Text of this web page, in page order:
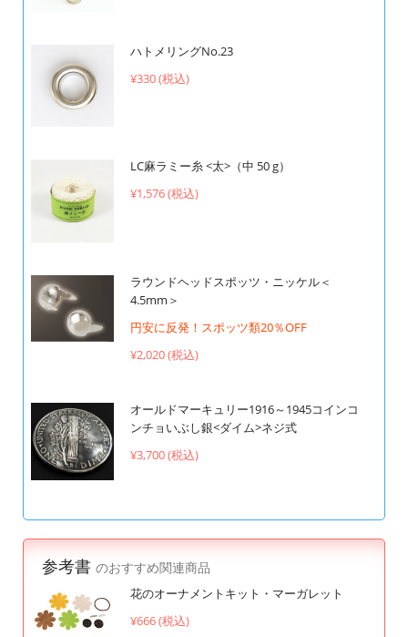
ハトメリングNo.23
¥330 (税込)
LC麻ラミー糸 <太>（中 50 g）
¥1,576 (税込)
ラウンドヘッドスポッツ・ニッケル＜
4.5mm＞
円安に反発！スポッツ類20％OFF
¥2,020 (税込)
オールドマーキュリー1916～1945コインコ
ンチョいぶし銀<ダイム>ネジ式
¥3,700 (税込)
参考書 のおすすめ関連商品
花のオーナメントキット・マーガレット
¥666 (税込)